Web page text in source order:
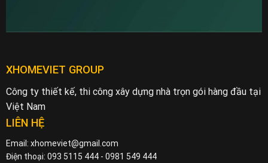
XHOMEVIET GROUP
Công ty thiết kế, thi công xây dựng nhà trọn gói hàng đầu tại
Việt Nam
LIÊN HỆ
Email: xhomeviet@gmail.com
Điện thoại: 093 5115 444 - 0981 549 444